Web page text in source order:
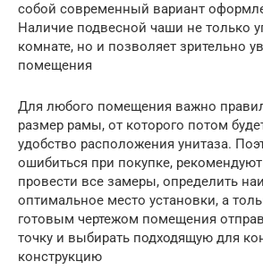
собой современный вариант
Наличие подвесной чаши не только
комнате, но и позволяет зрительно
помещения
Для любого помещения важно
размер рамы, от которого потом
удобство расположения унитаза.
ошибиться при покупке,
провести все замеры, определить
оптимальное место установки, а
готовым чертежом помещения
точку и выбирать подходящую для
конструкцию